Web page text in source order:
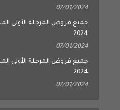
07/01/2024
2024
07/01/2024
2024
07/01/2024